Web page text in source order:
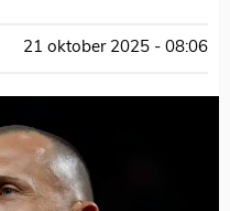
21 oktober 2025 - 08:06